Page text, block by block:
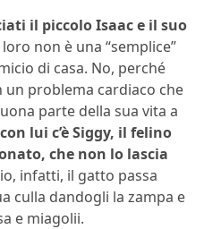
il piccolo Isaac e il suo
loro non è una “semplice”
di casa. No, perché
problema cardiaco che
parte della sua vita a
lui c’è Siggy, il felino
che non lo lascia
infatti, il gatto passa
culla dandogli la zampa e
e miagolii.